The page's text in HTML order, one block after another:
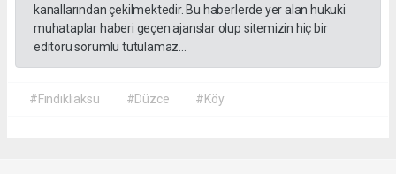
kanallarından çekilmektedir. Bu haberlerde yer alan hukuki
muhataplar haberi geçen ajanslar olup sitemizin hiç bir
editörü sorumlu tutulamaz...
#Fındıklıaksu #Düzce #Köy